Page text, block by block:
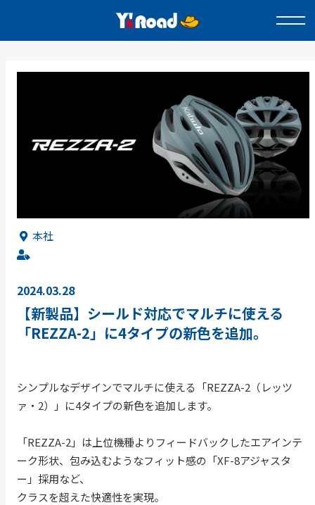
本社
2024.03.28
【新製品】シールド対応でマルチに使える
「REZZA-2」に4タイプの新色を追加。
シンプルなデザインでマルチに使える「REZZA-2（レッツ
ァ・2）」に4タイプの新色を追加します。
「REZZA-2」は上位機種よりフィードバックしたエアインテ
ーク形状、包み込むようなフィット感の「XF-8アジャスタ
ー」採用など、
クラスを超えた快適性を実現。